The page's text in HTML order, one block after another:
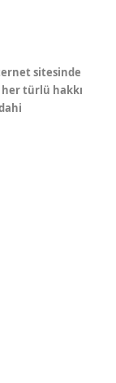
sitesinde
her türlü hakkı